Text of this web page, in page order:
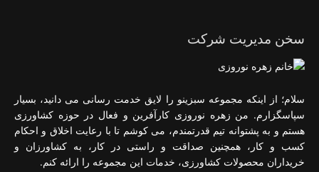
سخن مدیریت شرکت
سلام؛ از اینکه مجموعه سبزینو را لایق خدمت رسانی می دانید، بسیار
سپاسگزارم. من زهره نوروزی کارآفرین و فعال در حوزه کشاورزی
هستم و به پشتوانه تیم قدرتمندم، می کوشم تا با رعایت اخلاق و احکام
کسب و کار، همچنین صداقت و راستی در کار، به کشاورزان و
خریداران محصولات کشاورزی، خدمات این مجموعه را ارائه کنم.